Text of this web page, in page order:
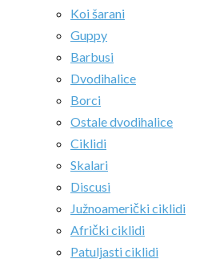
Koi šarani
Guppy
Barbusi
Dvodihalice
Borci
Ostale dvodihalice
Ciklidi
Skalari
Discusi
Južnoamerički ciklidi
Afrički ciklidi
Patuljasti ciklidi